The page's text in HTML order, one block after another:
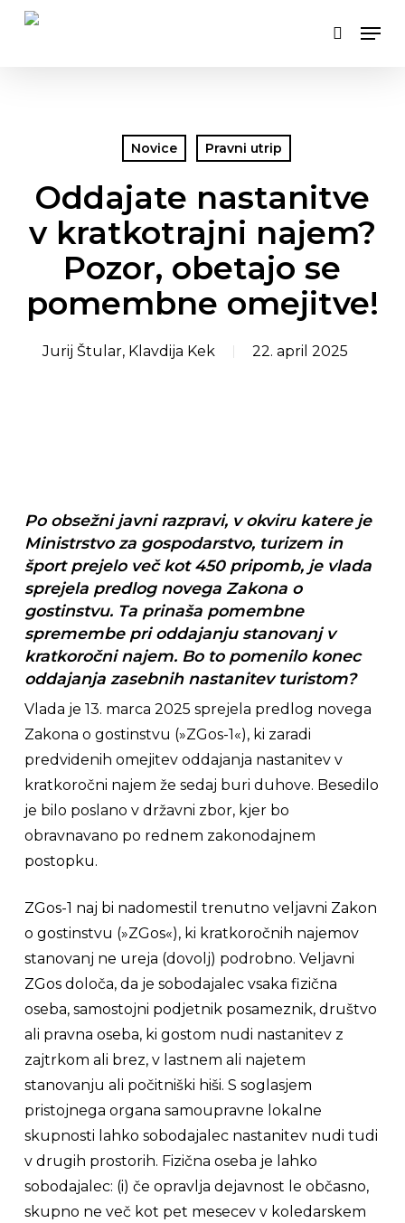
Skip
search
Novice Pravni utrip
Oddajate nastanitve
v kratkotrajni najem?
Pozor, obetajo se
pomembne omejitve!
Jurij Štular, Klavdija Kek 22. april 2025
Po obsežni javni razpravi, v okviru katere je
Ministrstvo za gospodarstvo, turizem in
šport prejelo več kot 450 pripomb, je vlada
sprejela predlog novega Zakona o
gostinstvu. Ta prinaša pomembne
spremembe pri oddajanju stanovanj v
kratkoročni najem. Bo to pomenilo konec
oddajanja zasebnih nastanitev turistom?
Vlada je 13. marca 2025 sprejela predlog novega
Zakona o gostinstvu (»ZGos-1«), ki zaradi
predvidenih omejitev oddajanja nastanitev v
kratkoročni najem že sedaj buri duhove. Besedilo
je bilo poslano v državni zbor, kjer bo
obravnavano po rednem zakonodajnem
postopku.
ZGos-1 naj bi nadomestil trenutno veljavni Zakon
o gostinstvu (»ZGos«), ki kratkoročnih najemov
stanovanj ne ureja (dovolj) podrobno. Veljavni
ZGos določa, da je sobodajalec vsaka fizična
oseba, samostojni podjetnik posameznik, društvo
ali pravna oseba, ki gostom nudi nastanitev z
zajtrkom ali brez, v lastnem ali najetem
stanovanju ali počitniški hiši. S soglasjem
pristojnega organa samoupravne lokalne
skupnosti lahko sobodajalec nastanitev nudi tudi
v drugih prostorih. Fizična oseba je lahko
sobodajalec: (i) če opravlja dejavnost le občasno,
skupno ne več kot pet mesecev v koledarskem